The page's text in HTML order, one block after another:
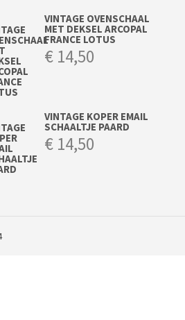
VINTAGE OVENSCHAAL
MET DEKSEL ARCOPAL
FRANCE LOTUS
€ 14,50
VINTAGE KOPER EMAIL
SCHAALTJE PAARD
€ 14,50